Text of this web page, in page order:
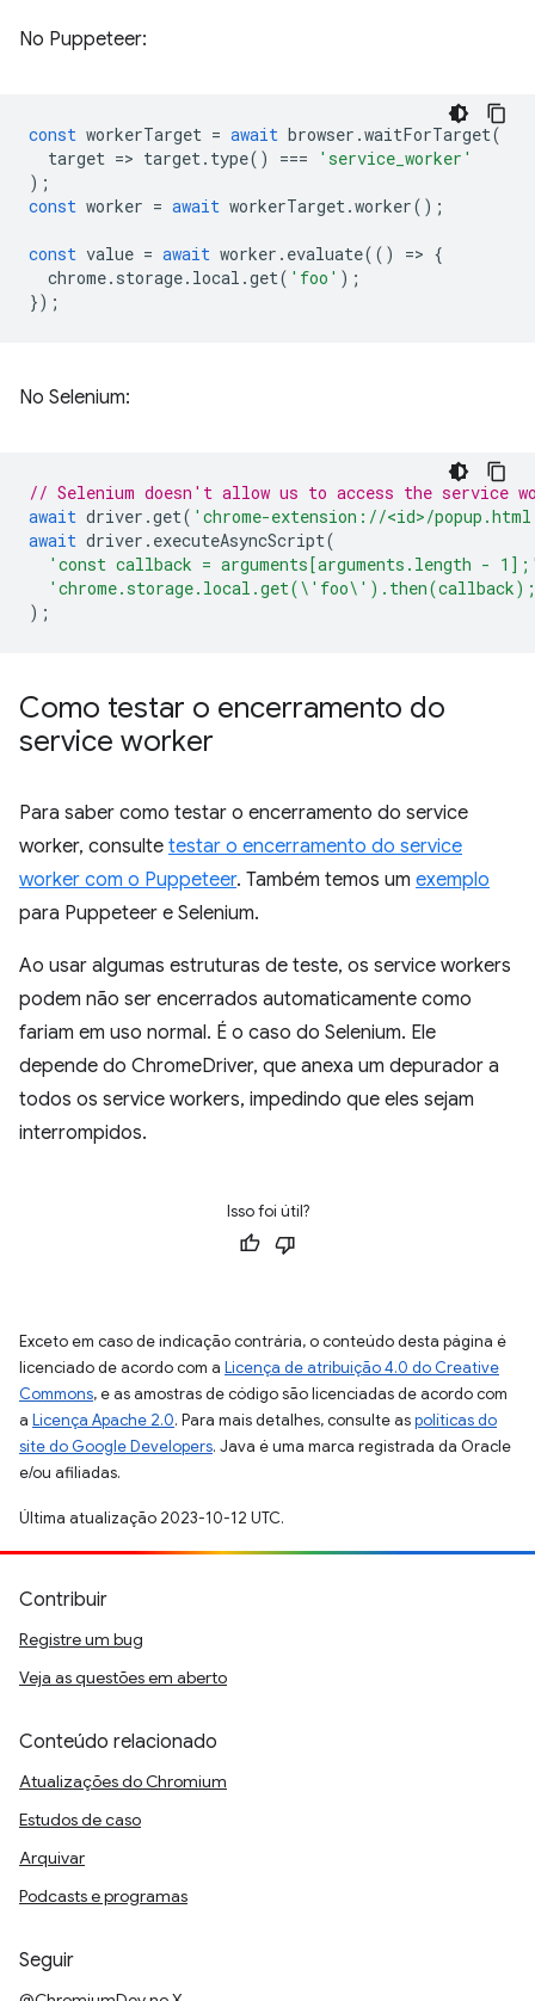
No Puppeteer:
const workerTarget = await browser .waitForTarget(
target => target. type() ===
'service_worker'
);
const worker = await workerTarget.worker();
const value = await worker . evaluate(() => {
chrome. storage. local .get( 'foo' );
});
No Selenium:
// Selenium doesn't allow us to access the service
await driver .get( 'chrome-extension://<id>/
await driver . executeAsyncScript(
'const callback = arguments[arguments.length -
);
Como testar o encerramento do
service worker
Para saber como testar o encerramento do service
worker, consulte testar o encerramento do service
worker com o Puppeteer. Também temos um exemplo
para Puppeteer e Selenium.
Ao usar algumas estruturas de teste, os service workers
podem não ser encerrados automaticamente como
fariam em uso normal. É o caso do Selenium. Ele
depende do ChromeDriver, que anexa um depurador a
todos os service workers, impedindo que eles sejam
interrompidos.
Isso foi útil?
Exceto em caso de indicação contrária, o conteúdo desta página é
licenciado de acordo com a Licença de atribuição 4.0 do Creative
Commons, e as amostras de código são licenciadas de acordo com
a Licença Apache 2.0. Para mais detalhes, consulte aspolíticas do
site do Google Developers. Java é uma marca registrada da Oracle
e/ou afiliadas.
Última atualização 2023-10-12 UTC.
Contribuir
Registre um bug
Veja as questões em aberto
Conteúdo relacionado
Atualizações do Chromium
Estudos de caso
Arquivar
Podcasts e programas
Seguir